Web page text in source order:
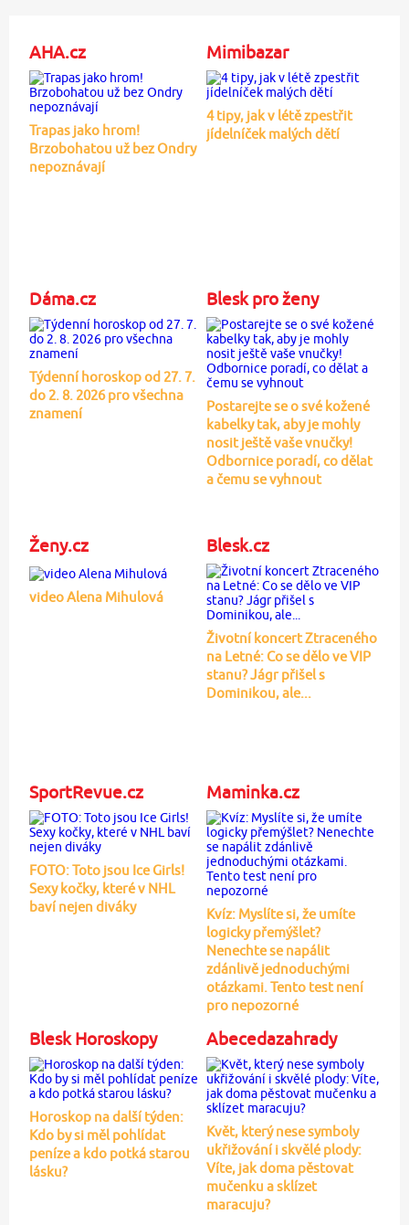
AHA.cz
Trapas jako hrom!
Brzobohatou už bez Ondry
nepoznávají
Mimibazar
4 tipy, jak v létě zpestřit
jídelníček malých dětí
Dáma.cz
Týdenní horoskop od 27. 7.
do 2. 8. 2026 pro všechna
znamení
Blesk pro ženy
Postarejte se o své kožené
kabelky tak, aby je mohly
nosit ještě vaše vnučky!
Odbornice poradí, co dělat
a čemu se vyhnout
Ženy.cz
video Alena Mihulová
Blesk.cz
Životní koncert Ztraceného
na Letné: Co se dělo ve VIP
stanu? Jágr přišel s
Dominikou, ale...
SportRevue.cz
FOTO: Toto jsou Ice Girls!
Sexy kočky, které v NHL
baví nejen diváky
Maminka.cz
Kvíz: Myslíte si, že umíte
logicky přemýšlet?
Nenechte se napálit
zdánlivě jednoduchými
otázkami. Tento test není
pro nepozorné
Blesk Horoskopy
Horoskop na další týden:
Kdo by si měl pohlídat
peníze a kdo potká starou
lásku?
Abecedazahrady
Květ, který nese symboly
ukřižování i skvělé plody:
Víte, jak doma pěstovat
mučenku a sklízet
maracuju?